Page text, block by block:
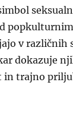
v različnih
dokazuje
in trajno